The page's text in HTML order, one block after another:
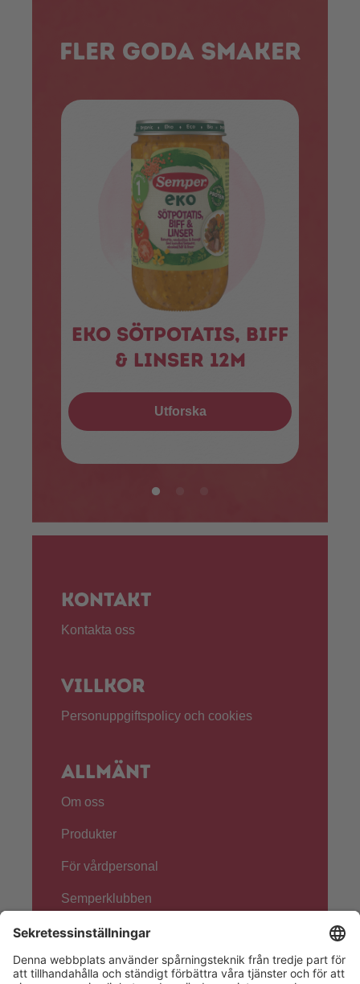
Fler goda smaker
Eko sötpotatis, biff
& linser 12m
Utforska
Kontakt
Kontakta oss
Villkor
Personuppgiftspolicy och cookies
Allmänt
Om oss
Produkter
För vårdpersonal
Semperklubben
Följ oss!